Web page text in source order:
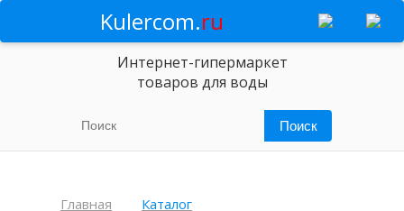
Kulercom.ru
Интернет-гипермаркет
товаров для воды
Главная
Каталог